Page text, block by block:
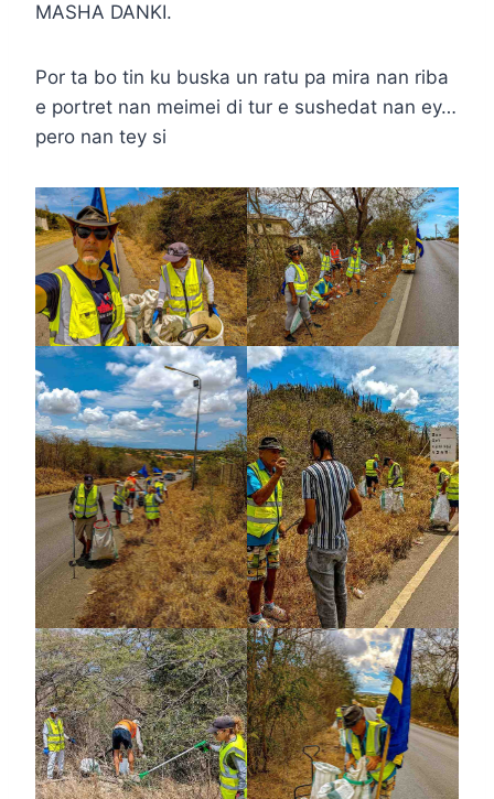
MASHA DANKI.
Por ta bo tin ku buska un ratu pa mira nan riba
e portret nan meimei di tur e sushedat nan ey…
pero nan tey si